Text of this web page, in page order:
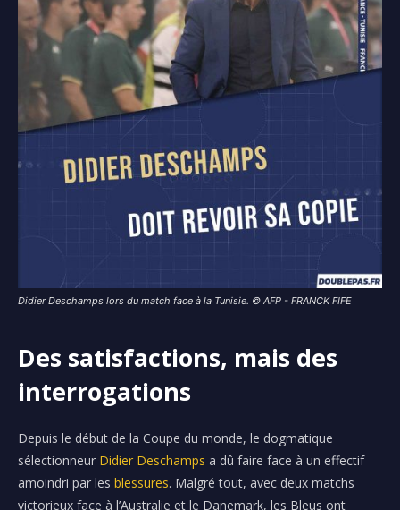
Didier Deschamps lors du match face à la Tunisie. © AFP - FRANCK FIFE
Des satisfactions, mais des
interrogations
Depuis le début de la Coupe du monde, le dogmatique
sélectionneur Didier Deschamps a dû faire face à un effectif
amoindri par les blessures. Malgré tout, avec deux matchs
victorieux face à l’Australie et le Danemark, les Bleus ont